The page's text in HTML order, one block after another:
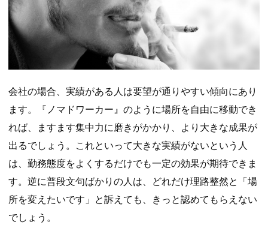
会社の場合、実績がある人は要望が通りやすい傾向にあり
ます。『ノマドワーカー』のように場所を自由に移動でき
れば、ますます集中力に磨きがかかり、より大きな成果が
出るでしょう。これといって大きな実績がないという人
は、勤務態度をよくするだけでも一定の効果が期待できま
す。逆に普段文句ばかりの人は、どれだけ理路整然と「場
所を変えたいです」と訴えても、きっと認めてもらえない
でしょう。